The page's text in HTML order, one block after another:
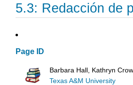
5.3: Redacción de
Page ID
Barbara Hall, Kathryn
Texas A&M University